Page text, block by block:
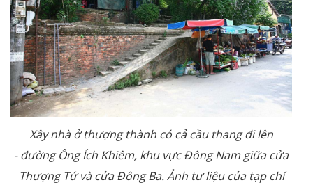
Xây nhà ở thượng thành có cả cầu thang đi lên
- đường Ông Ích Khiêm, khu vực Đông Nam giữa cửa
Thượng Tứ và cửa Đông Ba. Ảnh tư liệu của tạp chí